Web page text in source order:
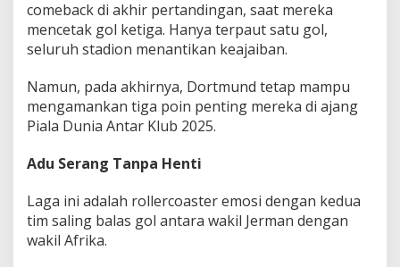
comeback di akhir pertandingan, saat mereka
mencetak gol ketiga. Hanya terpaut satu gol,
seluruh stadion menantikan keajaiban.
Namun, pada akhirnya, Dortmund tetap mampu
mengamankan tiga poin penting mereka di ajang
Piala Dunia Antar Klub 2025.
Adu Serang Tanpa Henti
Laga ini adalah rollercoaster emosi dengan kedua
tim saling balas gol antara wakil Jerman dengan
wakil Afrika.